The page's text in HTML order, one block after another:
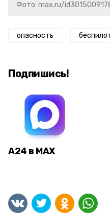
Фото: max.ru/
опасность
Подпишись!
А24 в MAX